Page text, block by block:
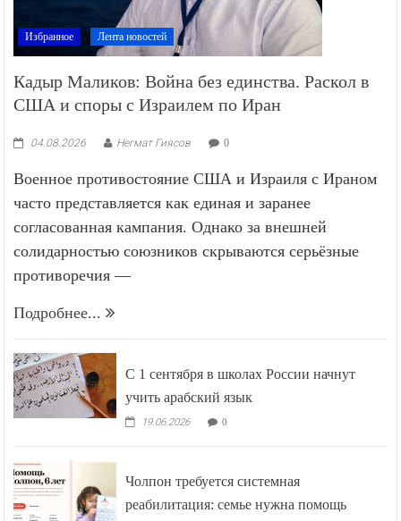
Избранное Лента новостей
Кадыр Маликов: Война без единства. Раскол в
США и споры с Израилем по Иран
04.08.2026 Негмат Гиясов 0
Военное противостояние США и Израиля с Ираном
часто представляется как единая и заранее
согласованная кампания. Однако за внешней
солидарностью союзников скрываются серьёзные
противоречия —
Подробнее...
С 1 сентября в школах России начнут
учить арабский язык
19.06.2026 0
Чолпон требуется системная
реабилитация: семье нужна помощь